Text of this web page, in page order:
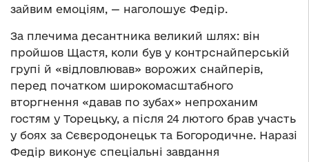
зайвим емоціям, — наголошує Федір.
За плечима десантника великий шлях: він
пройшов Щастя, коли був у контрснайперській
групі й «відловлював» ворожих снайперів,
перед початком широкомасштабного
вторгнення «давав по зубах» непроханим
гостям у Торецьку, а після 24 лютого брав участь
у боях за Сєвєродонецьк та Богородичне. Наразі
Федір виконує спеціальні завдання